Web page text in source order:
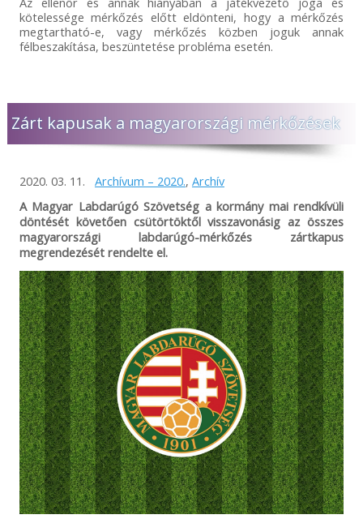
kötelessége mérkőzés előtt eldönteni, hogy a mérkőzés
megtartható-e, vagy mérkőzés közben joguk annak
félbeszakítása, beszüntetése probléma esetén.
Zárt kapusak a magyarországi mérkőzések
2020. 03. 11. Archívum – 2020., Archív
A Magyar Labdarúgó Szövetség a kormány mai rendkívüli
döntését követően csütörtöktől visszavonásig az összes
magyarországi labdarúgó-mérkőzés zártkapus
megrendezését rendelte el.